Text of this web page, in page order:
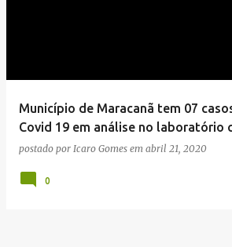
Município de Maracanã tem 07
Covid 19 em análise no laboratório
postado por Icaro Gomes em abril 21, 2020
0